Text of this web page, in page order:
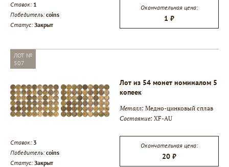
Ставок: 1
Победитель: coins
Статус:Закрыт
Окончательная цена:
1 ₽
ЛОТ №
507
Лот из 54 монет номиналом 5
копеек
Металл: Медно-цинковый сплав
Состояние: XF-AU
Ставок: 3
Победитель: coins
Статус:Закрыт
Окончательная цена:
20 ₽